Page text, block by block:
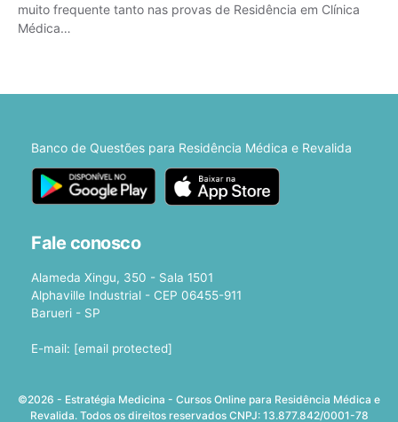
muito frequente tanto nas provas de Residência em Clínica
Médica…
Banco de Questões para Residência Médica e Revalida
Fale conosco
Alameda Xingu, 350 - Sala 1501
Alphaville Industrial - CEP 06455-911
Barueri - SP
E-mail: [email protected]
©2026 - Estratégia Medicina - Cursos Online para Residência Médica e
Revalida. Todos os direitos reservados CNPJ: 13.877.842/0001-78